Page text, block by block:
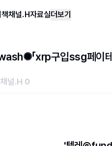
책채널.H자료실더보기
「xrp구입ssg페이
채널.H 0